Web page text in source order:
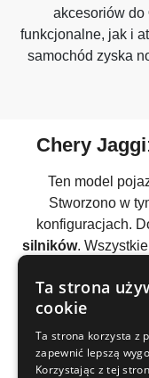
akcesoriów do
funkcjonalne, jak i
samochód zyska
Chery Jaggi
Ten model
Stworzono w
konfiguracjach.
silników.
wszystkich
ten model raczej
firmowe / flotowe.
Analizując
Ta strona
cookie
Ta strona korzysta z
zapewnić lepszą
Korzystając z tej